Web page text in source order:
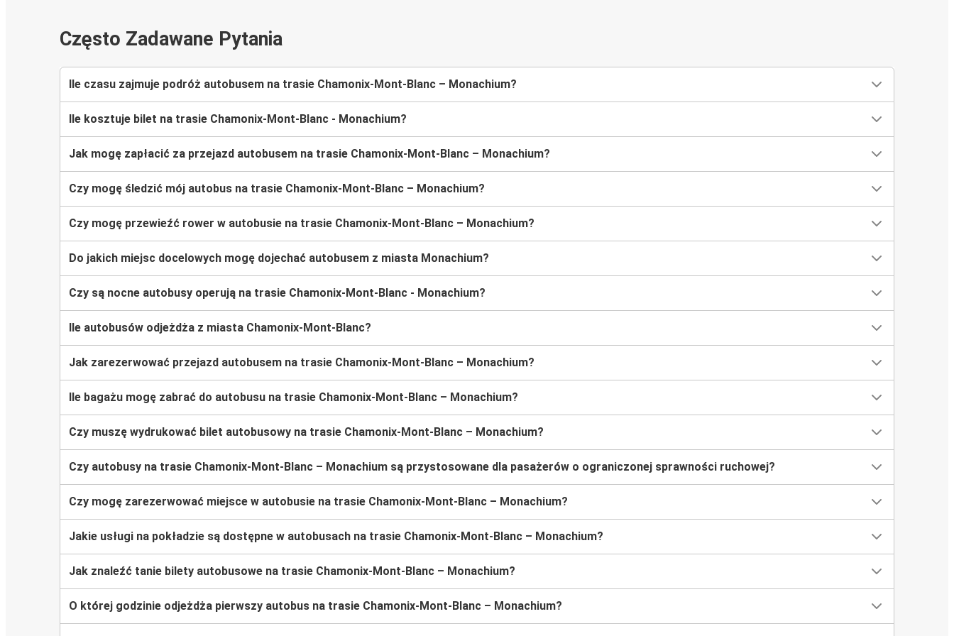
Często Zadawane Pytania
Ile czasu zajmuje podróż autobusem na trasie Chamonix-Mont-Blanc – Monachium?
Ile kosztuje bilet na trasie Chamonix-Mont-Blanc - Monachium?
Jak mogę zapłacić za przejazd autobusem na trasie Chamonix-Mont-Blanc – Monachium?
Czy mogę śledzić mój autobus na trasie Chamonix-Mont-Blanc – Monachium?
Czy mogę przewieźć rower w autobusie na trasie Chamonix-Mont-Blanc – Monachium?
Do jakich miejsc docelowych mogę dojechać autobusem z miasta Monachium?
Czy są nocne autobusy operują na trasie Chamonix-Mont-Blanc - Monachium?
Ile autobusów odjeżdża z miasta Chamonix-Mont-Blanc?
Jak zarezerwować przejazd autobusem na trasie Chamonix-Mont-Blanc – Monachium?
Ile bagażu mogę zabrać do autobusu na trasie Chamonix-Mont-Blanc – Monachium?
Czy muszę wydrukować bilet autobusowy na trasie Chamonix-Mont-Blanc – Monachium?
Czy autobusy na trasie Chamonix-Mont-Blanc – Monachium są przystosowane dla pasażerów o ograniczonej sprawności ruchowej?
Czy mogę zarezerwować miejsce w autobusie na trasie Chamonix-Mont-Blanc – Monachium?
Jakie usługi na pokładzie są dostępne w autobusach na trasie Chamonix-Mont-Blanc – Monachium?
Jak znaleźć tanie bilety autobusowe na trasie Chamonix-Mont-Blanc – Monachium?
O której godzinie odjeżdża pierwszy autobus na trasie Chamonix-Mont-Blanc – Monachium?